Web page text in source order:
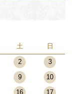
土 日
2
3
9
10
16
17